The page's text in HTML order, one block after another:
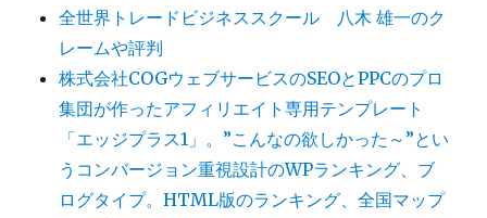
全世界トレードビジネススクール 八木 雄一のク
レームや評判
株式会社COGウェブサービスのSEOとPPCのプロ
集団が作ったアフィリエイト専用テンプレート
「エッジプラス1」。”こんなの欲しかった～”とい
うコンバージョン重視設計のWPランキング、ブ
ログタイプ。HTML版のランキング、全国マップ